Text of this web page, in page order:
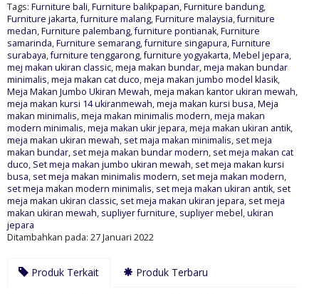
Tags: Furniture bali,Furniture balikpapan,Furniture bandung,
Furniture jakarta,furniture malang,Furniture malaysia,furniture
medan,Furniture palembang,furniture pontianak,Furniture
samarinda,Furniture semarang,furniture singapura,Furniture
surabaya,furniture tenggarong,furniture yogyakarta,Mebel jepara,
mej makan ukiran classic,meja makan bundar,meja makan bundar
minimalis,meja makan cat duco,meja makan jumbo model klasik,
Meja Makan Jumbo Ukiran Mewah,meja makan kantor ukiran mewah,
meja makan kursi 14 ukiranmewah,meja makan kursi busa,Meja
makan minimalis,meja makan minimalis modern,meja makan
modern minimalis,meja makan ukir jepara,meja makan ukiran antik,
meja makan ukiran mewah, set maja makan minimalis, set meja
makan bundar, set meja makan bundar modern, set meja makan cat
duco, Set meja makan jumbo ukiran mewah, set meja makan kursi
busa, set meja makan minimalis modern, set meja makan modern,
set meja makan modern minimalis, set meja makan ukiran antik, set
meja makan ukiran classic, set meja makan ukiran jepara, set meja
makan ukiran mewah, supliyer furniture, supliyer mebel,ukiran
jepara
Ditambahkan pada: 27 Januari 2022
Produk Terkait Produk Terbaru